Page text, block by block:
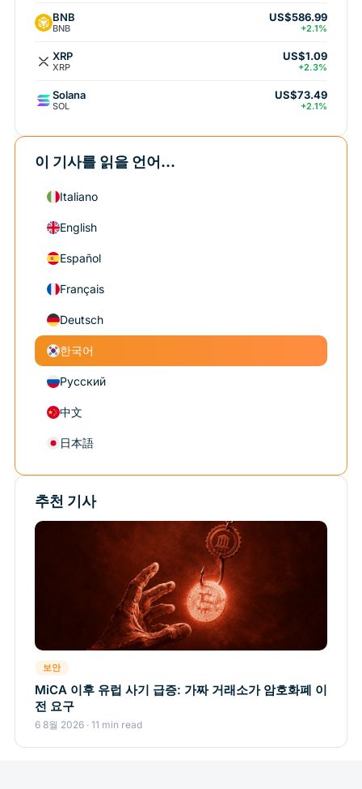
BNB
BNB
US$586.99
+2.1%
XRP
XRP
US$1.09
+2.3%
Solana
SOL
US$73.49
+2.1%
이 기사를 읽을 언어...
Italiano
English
Español
Français
Deutsch
한국어
Русский
中文
日本語
추천 기사
보안
MiCA 이후 유럽 사기 급증: 가짜 거래소가 암호화폐 이
전 요구
6 8월 2026 · 11 min read